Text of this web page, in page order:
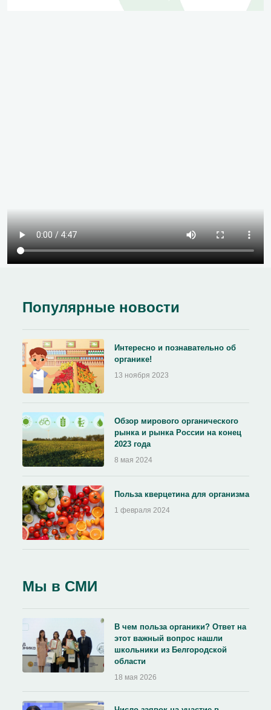
Популярные новости
Интересно и познавательно об
органике!
13 ноября 2023
Обзор мирового органического
рынка и рынка России на конец
2023 года
8 мая 2024
Польза кверцетина для организма
1 февраля 2024
Мы в СМИ
В чем польза органики? Ответ на
этот важный вопрос нашли
школьники из Белгородской
области
18 мая 2026